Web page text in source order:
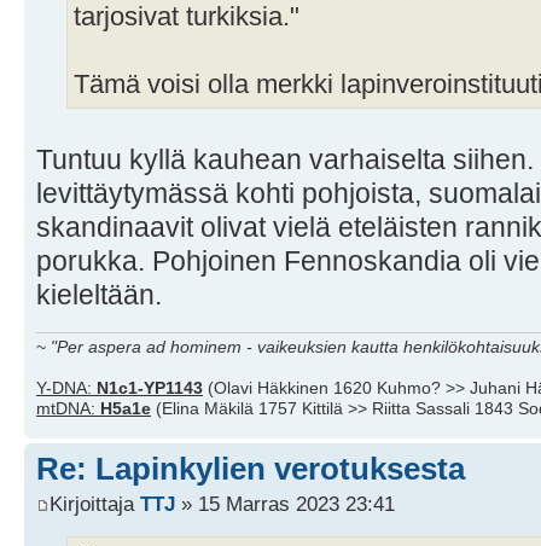
tarjosivat turkiksia."
Tämä voisi olla merkki
Tuntuu kyllä kauhean varhaiselta
levittäytymässä kohti pohjoista,
skandinaavit olivat vielä eteläisten
porukka. Pohjoinen Fennoskandia oli
kieleltään.
~ "Per aspera ad hominem - vaikeuksien kautta
Y-DNA: N1c1-YP1143 (Olavi Häkkinen 1620 Kuhmo? >> Juhani
mtDNA: H5a1e (Elina Mäkilä 1757 Kittilä >> Riitta Sassali 1843
Re: Lapinkylien verotuksesta
Kirjoittaja TTJ » 15 Marras 2023 23:41